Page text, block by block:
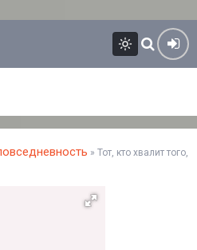
» Тот, кто хвалит того,